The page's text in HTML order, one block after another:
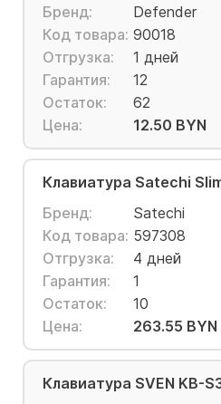
Бренд:
Defender
Код товара: 90018
Отгрузка:
1 дней
Гарантия:
12
Остаток:
62
Цена:
12.50 BYN
Клавиатура Satechi
Бренд:
Satechi
Код товара: 597308
Отгрузка:
4 дней
Гарантия:
1
Остаток:
10
Цена:
263.55 BYN
Клавиатура SVEN KB-